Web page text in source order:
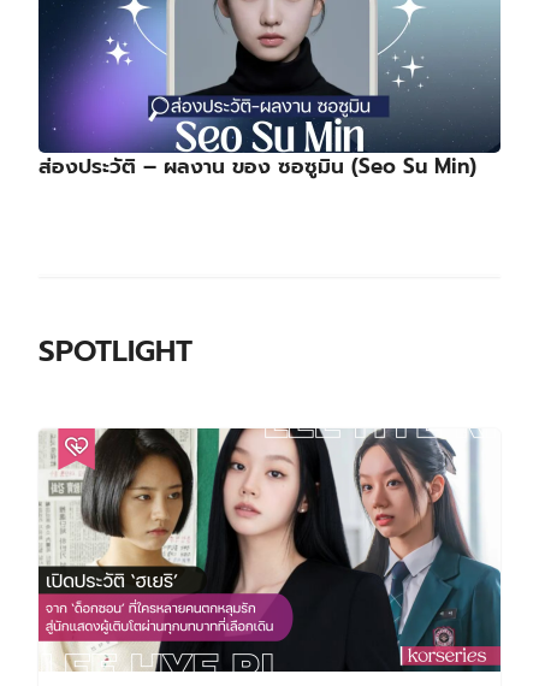
ส่องประวัติ – ผลงาน ของ ซอซูมิน (Seo Su Min)
SPOTLIGHT